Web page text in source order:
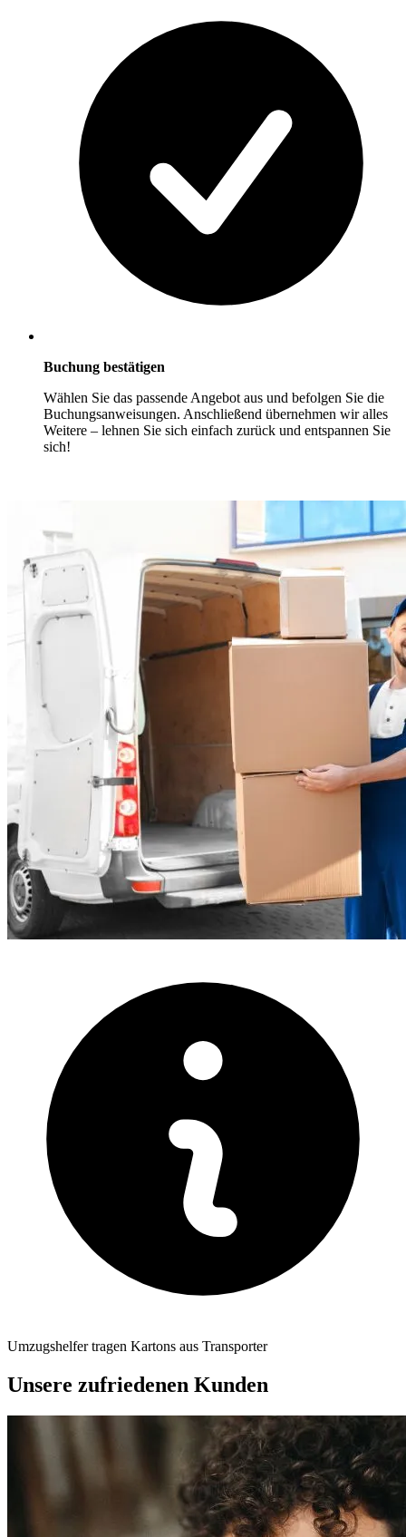
Buchung bestätigen
Wählen Sie das passende Angebot aus und befolgen Sie die
Buchungsanweisungen. Anschließend übernehmen wir alles
Weitere – lehnen Sie sich einfach zurück und entspannen Sie
sich!
Umzugshelfer tragen Kartons aus Transporter
Unsere zufriedenen Kunden